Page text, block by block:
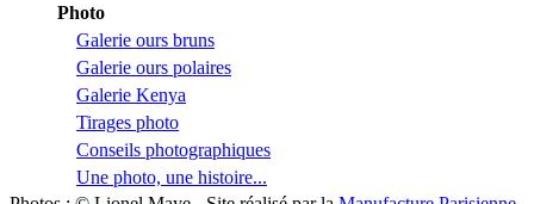
Photo
Galerie ours bruns
Galerie ours polaires
Galerie Kenya
Tirages photo
Conseils photographiques
Une photo, une histoire...